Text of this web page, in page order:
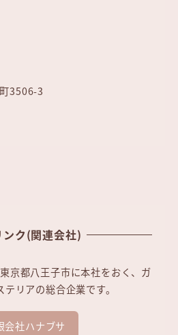
3506-3
ンク(関連会社)
京都八王子市に本社をおく、ガ
リアの総合企業です。
会社ハナブサ